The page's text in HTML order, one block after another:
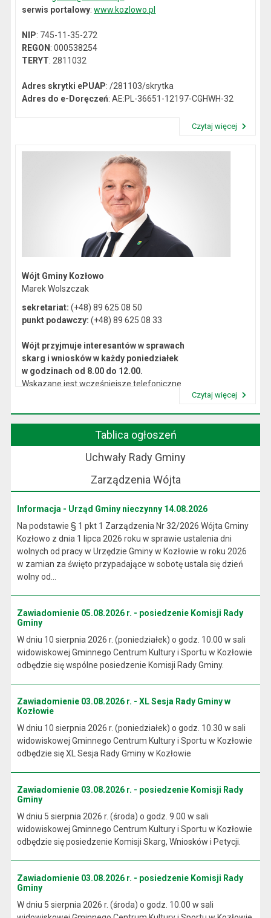
serwis portalowy:www.kozlowo.pl
NIP: 745-11-35-272
REGON: 000538254
TERYT: 2811032
Adres skrytki ePUAP: /281103/skrytka
Adres do e-Doręczeń: AE:PL-36651-12197-CGHWH-32
Czytaj więcej
Wójt Gminy Kozłowo
Marek Wolszczak
sekretariat: (+48) 89 625 08 50
punkt podawczy: (+48) 89 625 08 33
Wójt przyjmuje interesantów w sprawach
skarg i wniosków w każdy poniedziałek
w godzinach od 8.00 do 12.00.
Wskazane jest wcześniejsze telefoniczne
Czytaj więcej
Tablica ogłoszeń
Uchwały Rady Gminy
Zarządzenia Wójta
Informacja - Urząd Gminy nieczynny 14.08.2026
Na podstawie § 1 pkt 1 Zarządzenia Nr 32/2026 Wójta Gminy
Kozłowo z dnia 1 lipca 2026 roku w sprawie ustalenia dni
wolnych od pracy w Urzędzie Gminy w Kozłowie w roku 2026
w zamian za święto przypadające w sobotę ustala się dzień
wolny od...
Zawiadomienie 05.08.2026 r. - posiedzenie Komisji Rady
Gminy
W dniu 10 sierpnia 2026 r. (poniedziałek) o godz. 10.00 w sali
widowiskowej Gminnego Centrum Kultury i Sportu w Kozłowie
odbędzie się wspólne posiedzenie Komisji Rady Gminy.
Zawiadomienie 03.08.2026 r. - XL Sesja Rady Gminy w
Kozłowie
W dniu 10 sierpnia 2026 r. (poniedziałek) o godz. 10.30 w sali
widowiskowej Gminnego Centrum Kultury i Sportu w Kozłowie
odbędzie się XL Sesja Rady Gminy w Kozłowie
Zawiadomienie 03.08.2026 r. - posiedzenie Komisji Rady
Gminy
W dniu 5 sierpnia 2026 r. (środa) o godz. 9.00 w sali
widowiskowej Gminnego Centrum Kultury i Sportu w Kozłowie
odbędzie się posiedzenie Komisji Skarg, Wniosków i Petycji.
Zawiadomienie 03.08.2026 r. - posiedzenie Komisji Rady
Gminy
W dniu 5 sierpnia 2026 r. (środa) o godz. 10.00 w sali